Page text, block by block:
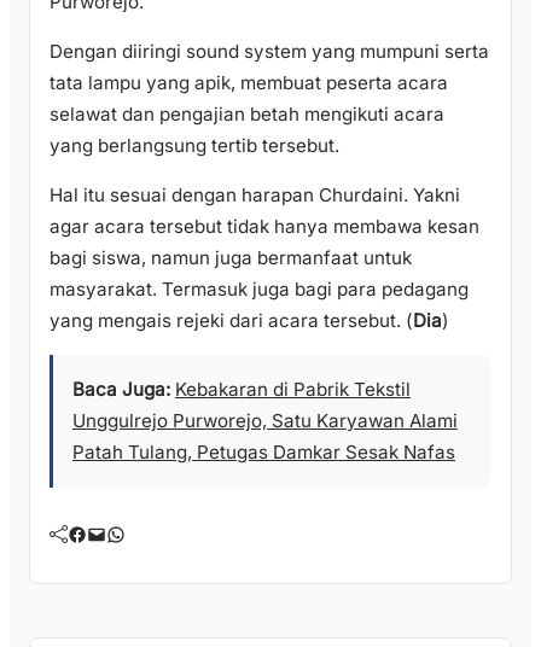
Dengan diiringi sound system yang mumpuni serta
tata lampu yang apik, membuat peserta acara
selawat dan pengajian betah mengikuti acara
yang berlangsung tertib tersebut.
Hal itu sesuai dengan harapan Churdaini. Yakni
agar acara tersebut tidak hanya membawa kesan
bagi siswa, namun juga bermanfaat untuk
masyarakat. Termasuk juga bagi para pedagang
yang mengais rejeki dari acara tersebut. (Dia)
Baca Juga: Kebakaran di Pabrik Tekstil
Unggulrejo Purworejo, Satu Karyawan Alami
Patah Tulang, Petugas Damkar Sesak Nafas
Facebook Mail WhatsApp